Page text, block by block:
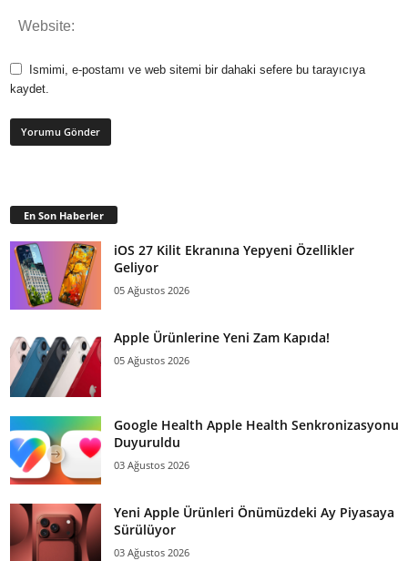
Ismimi, e-postamı ve web sitemi bir dahaki sefere bu tarayıcıya
kaydet.
En Son Haberler
iOS 27 Kilit Ekranına Yepyeni Özellikler
Geliyor
05 Ağustos 2026
Apple Ürünlerine Yeni Zam Kapıda!
05 Ağustos 2026
Google Health Apple Health Senkronizasyonu
Duyuruldu
03 Ağustos 2026
Yeni Apple Ürünleri Önümüzdeki Ay Piyasaya
Sürülüyor
03 Ağustos 2026